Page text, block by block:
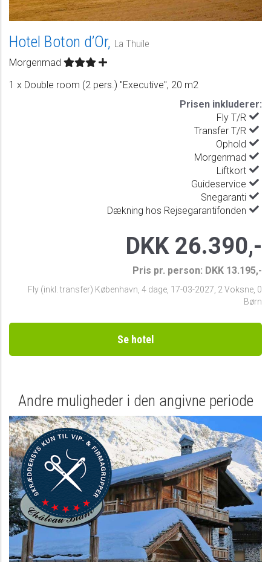
Hotel Boton d’Or, La Thuile
Morgenmad
1 x Double room (2 pers.) "Executive", 20 m2
DKK 26.390,-
Pris pr. person: DKK 13.195,-
Fly (inkl. transfer) København 4 dage 17-03-2027 2 Voksne, 0
Børn
Prisen inkluderer:
Fly T/R
Transfer T/R
Ophold
Morgenmad
Liftkort
Guideservice
Snegaranti
Dækning hos Rejsegarantifonden
Se hotel
Andre muligheder i den angivne periode